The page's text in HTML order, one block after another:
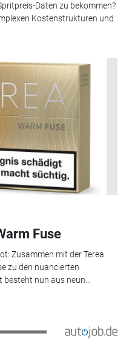
Daten zu bekommen?
Kostenstrukturen und
Fuse
Zusammen mit der Terea
zu den nuancierten
nun aus neun...